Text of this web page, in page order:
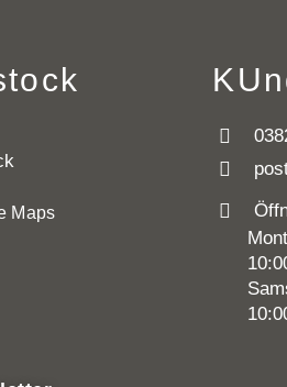
Maps